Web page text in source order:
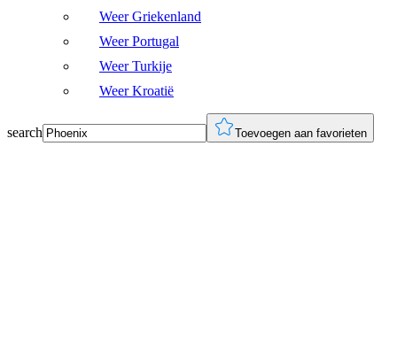
Weer Griekenland
Weer Portugal
Weer Turkije
Weer Kroatië
search Toevoegen aan favorieten